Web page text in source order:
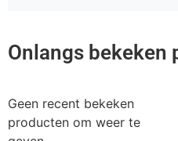
Onlangs bekeken
Geen recent bekeken
producten om weer te